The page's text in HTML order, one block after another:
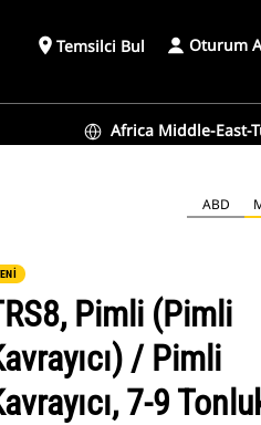
place Temsilci Bul Oturum
Africa Middle-East-
ABD
Pimli (Pimli
/ Pimli
7-9